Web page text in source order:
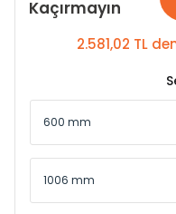
Kaçırmayın
2.581,02 TL